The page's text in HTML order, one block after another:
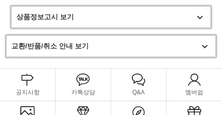
상품정보고시 보기
교환/반품/취소 안내 보기
공지사항 카톡상담 Q&A 멤버쉽